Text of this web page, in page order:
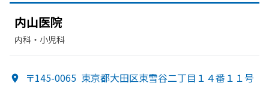
内山医院
内科・​小児科
〒145-0065 東京都大田区東雪谷二丁目１４番１１号